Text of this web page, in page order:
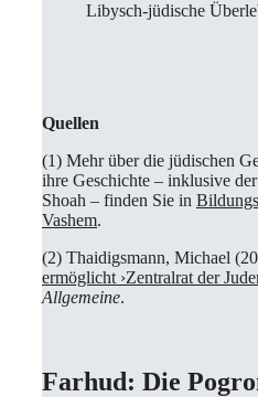
Libysch-jüdische
Quellen
(1) Mehr über die jüdischen
ihre Geschichte – inklusive
Shoah – finden Sie in
Vashem.
(2) Thaidigsmann, Michael
ermöglicht ›Zentralrat der
Allgemeine.
Farhud: Die